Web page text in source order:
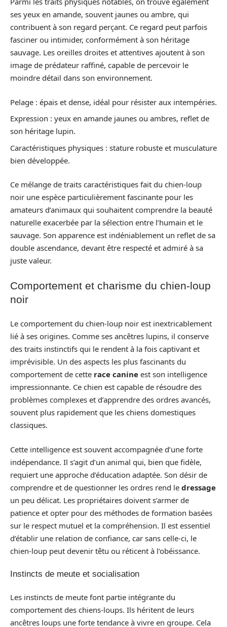
ses yeux en amande, souvent jaunes ou ambre, qui
contribuent à son regard perçant. Ce regard peut parfois
fasciner ou intimider, conformément à son héritage
sauvage. Les oreilles droites et attentives ajoutent à son
image de prédateur raffiné, capable de percevoir le
moindre détail dans son environnement.
Pelage : épais et dense, idéal pour résister aux intempéries.
Expression : yeux en amande jaunes ou ambres, reflet de
son héritage lupin.
Caractéristiques physiques : stature robuste et musculature
bien développée.
Ce mélange de traits caractéristiques fait du chien-loup
noir une espèce particulièrement fascinante pour les
amateurs d’animaux qui souhaitent comprendre la beauté
naturelle exacerbée par la sélection entre l’humain et le
sauvage. Son apparence est indéniablement un reflet de sa
double ascendance, devant être respecté et admiré à sa
juste valeur.
Comportement et charisme du chien-loup
noir
Le comportement du chien-loup noir est inextricablement
lié à ses origines. Comme ses ancêtres lupins, il conserve
des traits instinctifs qui le rendent à la fois captivant et
imprévisible. Un des aspects les plus fascinants du
comportement de cette race canine est son intelligence
impressionnante. Ce chien est capable de résoudre des
problèmes complexes et d’apprendre des ordres avancés,
souvent plus rapidement que les chiens domestiques
classiques.
Cette intelligence est souvent accompagnée d’une forte
indépendance. Il s’agit d’un animal qui, bien que fidèle,
requiert une approche d’éducation adaptée. Son désir de
comprendre et de questionner les ordres rend le dressage
un peu délicat. Les propriétaires doivent s’armer de
patience et opter pour des méthodes de formation basées
sur le respect mutuel et la compréhension. Il est essentiel
d’établir une relation de confiance, car sans celle-ci, le
chien-loup peut devenir têtu ou réticent à l’obéissance.
Instincts de meute et socialisation
Les instincts de meute font partie intégrante du
comportement des chiens-loups. Ils héritent de leurs
ancêtres loups une forte tendance à vivre en groupe. Cela